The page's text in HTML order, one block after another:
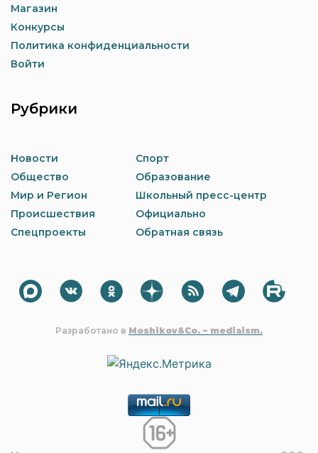
Магазин
Конкурсы
Политика конфиденциальности
Войти
Рубрики
Новости
Общество
Мир и Регион
Происшествия
Спецпроекты
Спорт
Образование
Школьный пресс-центр
Официально
Обратная связь
Разработано в Moshikov&Co. – mediaism.